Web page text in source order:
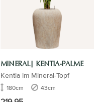
MINERAL| KENTIA-PALME
Kentia im Mineral-Topf
180cm 43cm